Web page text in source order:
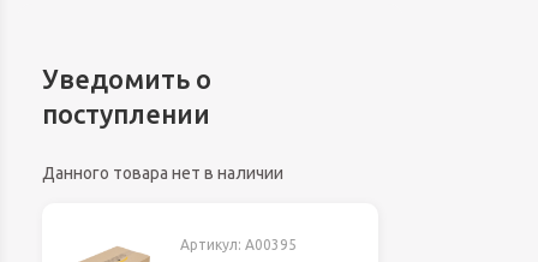
Уведомить о
поступлении
Данного товара нет в наличии
Артикул: A00395